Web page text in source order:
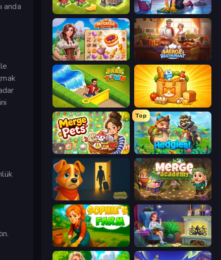
anda
Merge World Lucy’s Ville
My Castle: Merge & Story Merge Restaurant
Park Town Farm Merge Market
Merge Pets
Top
Hedgies
Ranch Adventures Merge Academy
Sophie's Farm Halloween Merge